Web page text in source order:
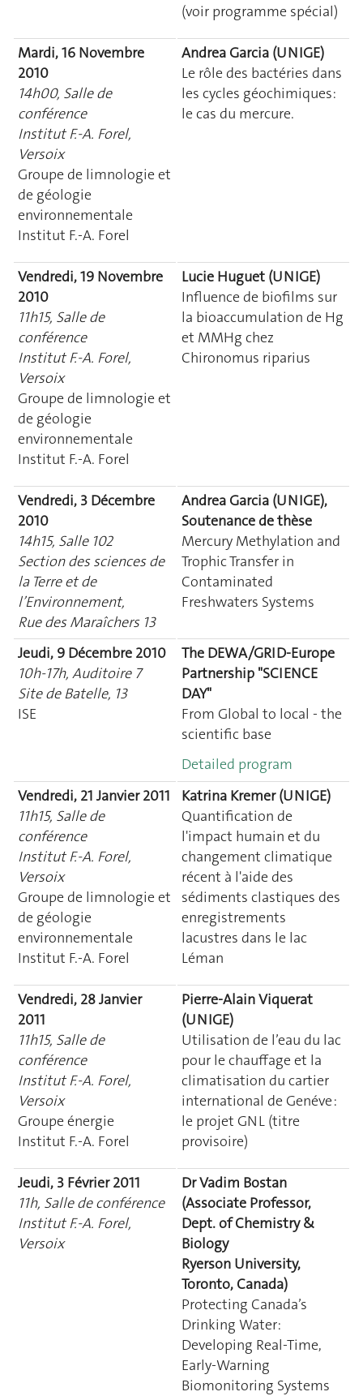
(voir programme spécial)
Mardi, 16 Novembre
2010
14h00, Salle de
conférence
Institut F.-A. Forel,
Versoix
Groupe de limnologie et
de géologie
environnementale
Institut F.-A. Forel
Andrea Garcia (UNIGE)
Le rôle des bactéries dans
les cycles géochimiques:
le cas du mercure.
Vendredi, 19 Novembre
2010
11h15, Salle de
conférence
Institut F.-A. Forel,
Versoix
Groupe de limnologie et
de géologie
environnementale
Institut F.-A. Forel
Lucie Huguet (UNIGE)
Influence de biofilms sur
la bioaccumulation de Hg
et MMHg chez
Chironomus riparius
Vendredi, 3 Décembre
2010
14h15, Salle 102
Section des sciences de
la Terre et de
l’Environnement,
Rue des Maraîchers 13
Andrea Garcia (UNIGE),
Soutenance de thèse
Mercury Methylation and
Trophic Transfer in
Contaminated
Freshwaters Systems
Jeudi, 9 Décembre 2010
10h-17h, Auditoire 7
Site de Batelle, 13
ISE
The DEWA/GRID-Europe
Partnership "SCIENCE
DAY"
From Global to local - the
scientific base
Detailed program
Vendredi, 21 Janvier 2011
11h15, Salle de
conférence
Institut F.-A. Forel,
Versoix
Groupe de limnologie et
de géologie
environnementale
Institut F.-A. Forel
Katrina Kremer (UNIGE)
Quantification de
l'impact humain et du
changement climatique
récent à l'aide des
sédiments clastiques des
enregistrements
lacustres dans le lac
Léman
Vendredi, 28 Janvier
2011
11h15, Salle de
conférence
Institut F.-A. Forel,
Versoix
Groupe énergie
Institut F.-A. Forel
Pierre-Alain Viquerat
(UNIGE)
Utilisation de l’eau du lac
pour le chauffage et la
climatisation du cartier
international de Genéve :
le projet GNL (titre
provisoire)
Jeudi, 3 Février 2011
11h, Salle de conférence
Institut F.-A. Forel,
Versoix
Dr Vadim Bostan
(Associate Professor,
Dept. of Chemistry &
Biology
Ryerson University,
Toronto, Canada)
Protecting Canada’s
Drinking Water:
Developing Real-Time,
Early-Warning
Biomonitoring Systems